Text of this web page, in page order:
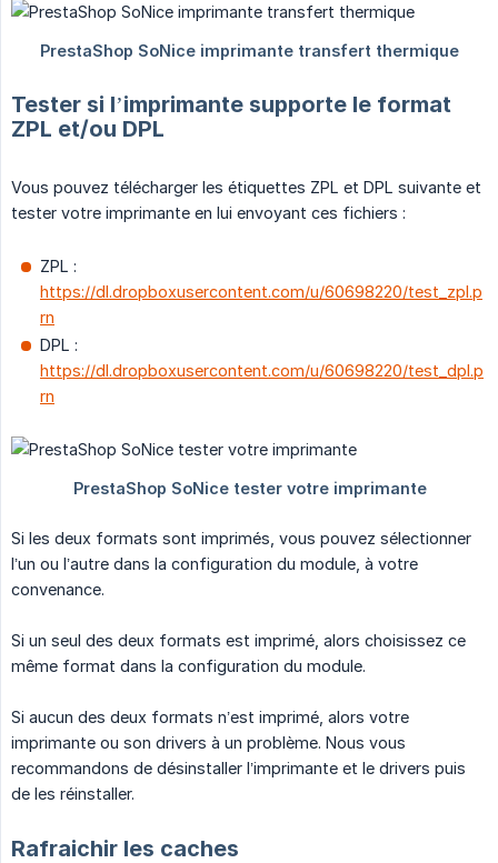
Tester si l’imprimante supporte le format
ZPL et/ou DPL
Vous pouvez télécharger les étiquettes ZPL et DPL suivante et
tester votre imprimante en lui envoyant ces fichiers :
ZPL :
https://dl.dropboxusercontent.com/u/60698220/test_zpl.p
rn
DPL :
https://dl.dropboxusercontent.com/u/60698220/test_dpl.p
rn
Si les deux formats sont imprimés, vous pouvez sélectionner
l’un ou l’autre dans la configuration du module, à votre
convenance.
Si un seul des deux formats est imprimé, alors choisissez ce
même format dans la configuration du module.
Si aucun des deux formats n’est imprimé, alors votre
imprimante ou son drivers à un problème. Nous vous
recommandons de désinstaller l’imprimante et le drivers puis
de les réinstaller.
Rafraichir les caches